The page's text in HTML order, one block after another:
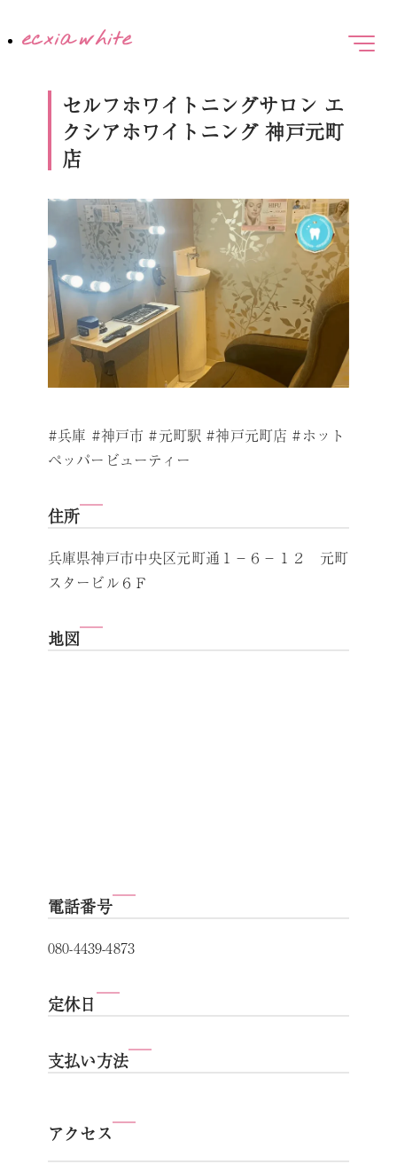
セルフホワイトニングサロン エ
クシアホワイトニング 神戸元町
店
#兵庫 #神戸市 #元町駅 #神戸元町店 #ホット
ペッパービューティー
住所
兵庫県神戸市中央区元町通１－６－１２ 元町
スタービル６Ｆ
地図
電話番号
080-4439-4873
定休日
支払い方法
アクセス